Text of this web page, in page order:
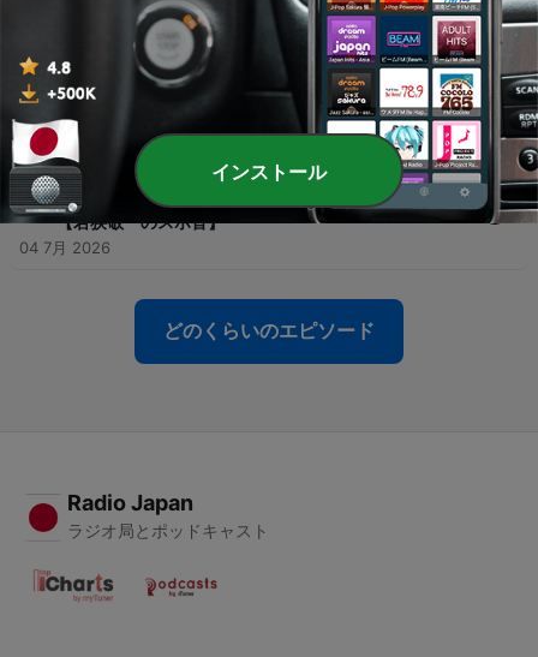
てみた【若狭敬一のスポ音】
92 - ドラゴンズドラフト１位ルーキー中西聖輝投手にプロ
の壁について聞いてみた【若狭敬一のスポ音】
11 7月 2026
91 - ドラゴンズ阿部寿樹選手に代打の心構えについて深掘
りすると時代と文化という意外な言葉が返ってきた
【若狭敬一のスポ音】
04 7月 2026
どのくらいのエピソード
Radio Japan
ラジオ局とポッドキャスト
インストール